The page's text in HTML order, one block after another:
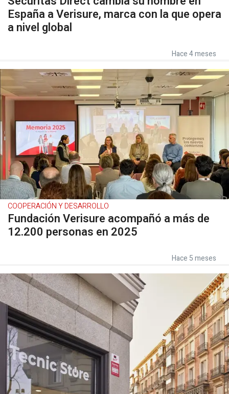
España a Verisure, marca con la que opera
a nivel global
Hace 4 meses
COOPERACIÓN Y DESARROLLO
Fundación Verisure acompañó a más de
12.200 personas en 2025
Hace 5 meses